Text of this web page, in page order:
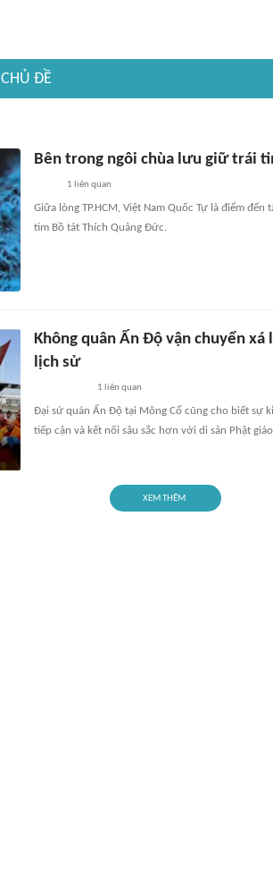
CHỦ ĐỀ
Bên trong ngôi chùa lưu giữ trái
1 liên quan
Giữa lòng TP.HCM, Việt Nam Quốc Tự là điểm
tim Bồ tát Thích Quảng Đức.
Không quân Ấn Độ vận chuyển
lịch sử
1 liên quan
Đại sứ quán Ấn Độ tại Mông Cổ cũng cho biết sự
tiếp cận và kết nối sâu sắc hơn với di sản Phật
XEM THÊM